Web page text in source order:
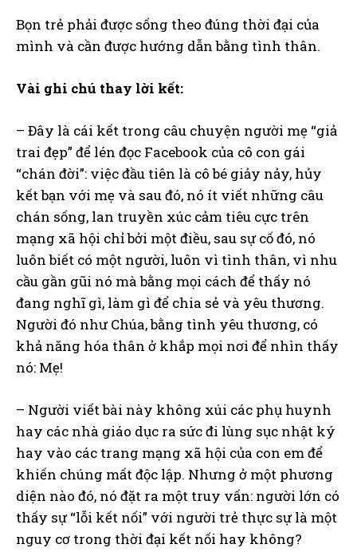
Bọn trẻ phải được sống theo đúng thời đại của
mình và cần được hướng dẫn bằng tình thân.
Vài ghi chú thay lời kết:
– Đây là cái kết trong câu chuyện người mẹ “giả
trai đẹp” để lén đọc Facebook của cô con gái
“chán đời”: việc đầu tiên là cô bé giảy nảy, hủy
kết bạn với mẹ và sau đó, nó ít viết những câu
chán sống, lan truyền xúc cảm tiêu cực trên
mạng xã hội chỉ bởi một điều, sau sự cố đó, nó
luôn biết có một người, luôn vì tình thân, vì nhu
cầu gần gũi nó mà bằng mọi cách để thấy nó
đang nghĩ gì, làm gì để chia sẻ và yêu thương.
Người đó như Chúa, bằng tình yêu thương, có
khả năng hóa thân ở khắp mọi nơi để nhìn thấy
nó: Mẹ!
– Người viết bài này không xúi các phụ huynh
hay các nhà giáo dục ra sức đi lùng sục nhật ký
hay vào các trang mạng xã hội của con em để
khiến chúng mất độc lập. Nhưng ở một phương
diện nào đó, nó đặt ra một truy vấn: người lớn có
thấy sự “lỗi kết nối” với người trẻ thực sự là một
nguy cơ trong thời đại kết nối hay không?